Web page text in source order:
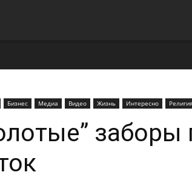
Бизнес Медиа Видео Жизнь Интересно Религия
заборы